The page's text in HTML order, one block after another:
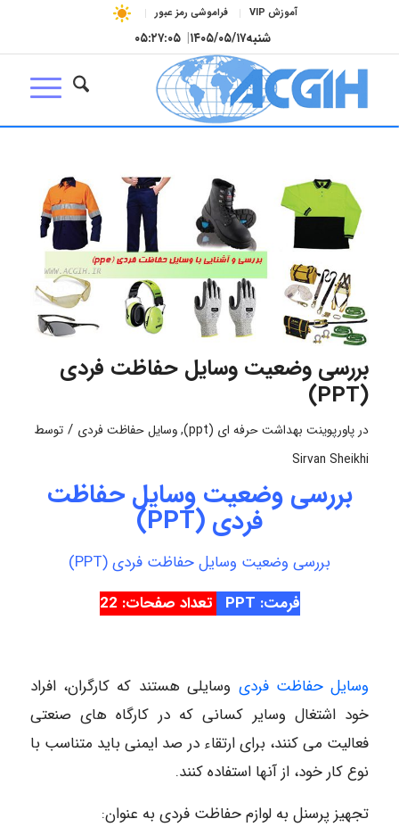
آموزش VIP فراموشی رمز عبور
شنبه۱۴۰۵/۰۵/۱۷| ۰۵:۲۷:۰۶
بررسی وضعیت وسایل حفاظت فردی
(PPT)
درپاورپوینت بهداشت حرفه ای (ppt) ,وسایل حفاظت فردی / توسط
Sirvan Sheikhi
بررسی وضعیت وسایل حفاظت
فردی (PPT)
بررسی وضعیت وسایل حفاظت فردی (PPT)
فرمت: PPT
تعداد صفحات: 22
وسایل حفاظت فردی وسایلی هستند که کارگران، افراد
خود اشتغال وسایر کسانی که در کارگاه های صنعتی
فعالیت می کنند، برای ارتقاء در صد ایمنی باید متناسب با
نوع کار خود، از آنها استفاده کنند.
تجهیز پرسنل به لوازم حفاظت فردی به عنوان: